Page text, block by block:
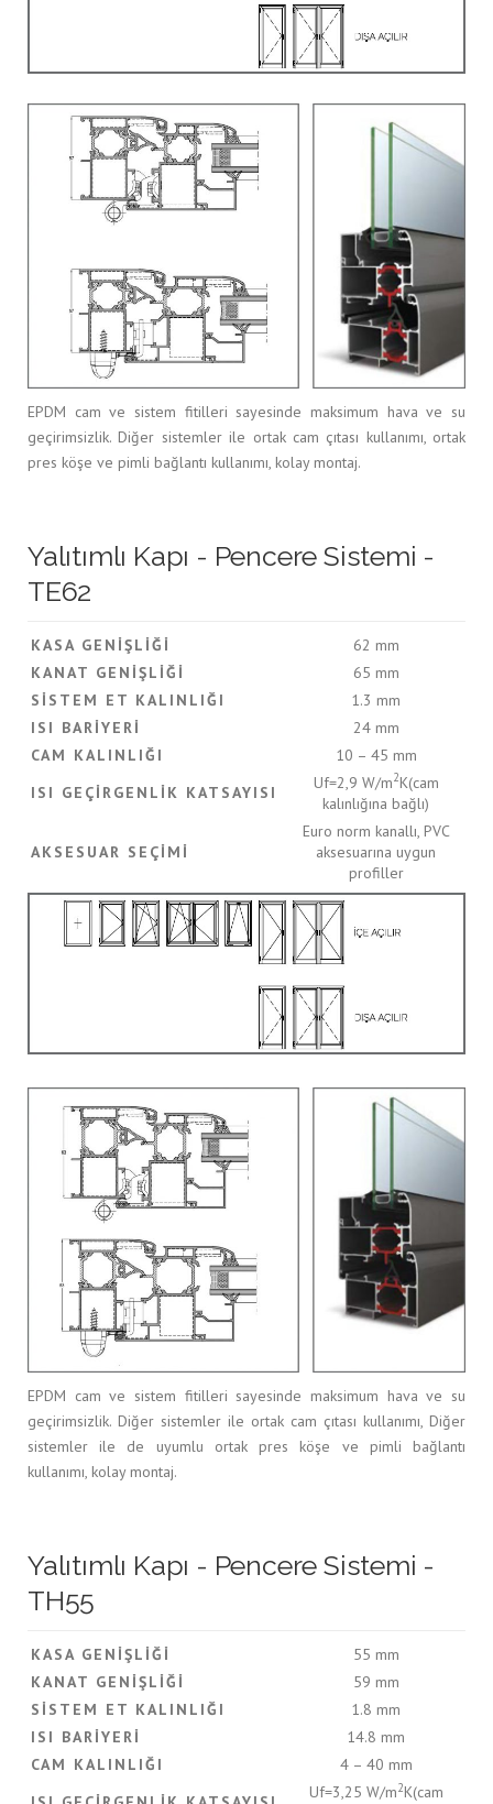
EPDM cam ve sistem fitilleri sayesinde maksimum hava ve su
geçirimsizlik. Diğer sistemler ile ortak cam çıtası kullanımı, ortak
pres köşe ve pimli bağlantı kullanımı, kolay montaj.
Yalıtımlı Kapı - Pencere Sistemi -
TE62
KASA GENIŞLIĞI
62 mm
KANAT GENIŞLIĞI
65 mm
SISTEM ET KALINLIĞI
1.3 mm
ISI BARIYERI
24 mm
CAM KALINLIĞI
10 – 45 mm
ISI GEÇIRGENLIK KATSAYISI
Uf=2,9 W/m2K(cam
kalınlığına bağlı)
AKSESUAR SEÇIMI
Euro norm kanallı, PVC
aksesuarına uygun
profiller
EPDM cam ve sistem fitilleri sayesinde maksimum hava ve su
geçirimsizlik. Diğer sistemler ile ortak cam çıtası kullanımı, Diğer
sistemler ile de uyumlu ortak pres köşe ve pimli bağlantı
kullanımı, kolay montaj.
Yalıtımlı Kapı - Pencere Sistemi -
TH55
KASA GENIŞLIĞI
55 mm
KANAT GENIŞLIĞI
59 mm
SISTEM ET KALINLIĞI
1.8 mm
ISI BARIYERI
14.8 mm
CAM KALINLIĞI
4 – 40 mm
Uf=3,25 W/m2K(cam